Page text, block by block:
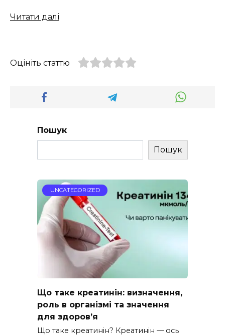
Читати далі
Оцініть статтю
Пошук
Пошук
UNCATEGORIZED
Що таке креатинін: визначення,
роль в організмі та значення
для здоров’я
Що таке креатинін? Креатинін — ось